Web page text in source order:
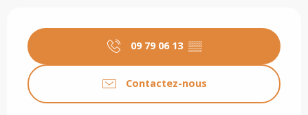
09 79 06 13 ▒▒
Contactez-nous